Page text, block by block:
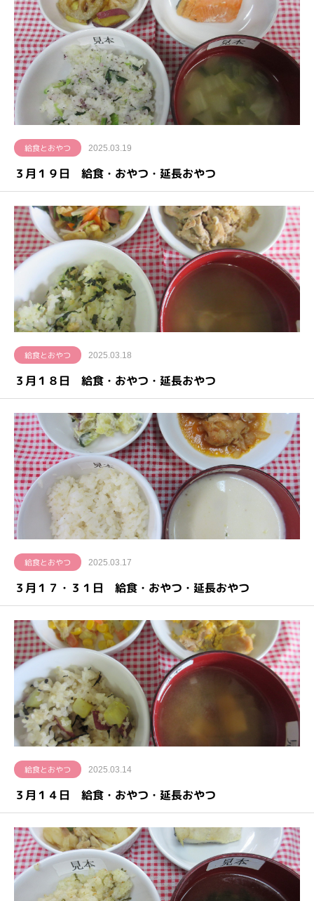
給食とおやつ 2025.03.19
３月１９日 給食・おやつ・延長おやつ
給食とおやつ 2025.03.18
３月１８日 給食・おやつ・延長おやつ
給食とおやつ 2025.03.17
３月１７・３１日 給食・おやつ・延長おやつ
給食とおやつ 2025.03.14
３月１４日 給食・おやつ・延長おやつ